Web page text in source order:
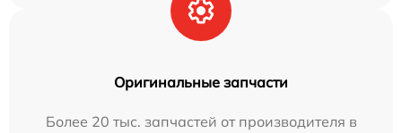
Оригинальные запчасти
Более 20 тыс. запчастей от производителя в